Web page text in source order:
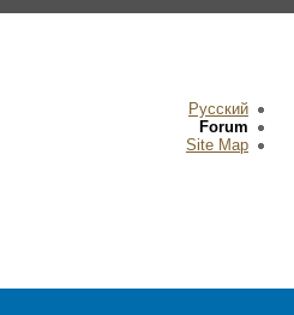
Русский
Forum
Site Map